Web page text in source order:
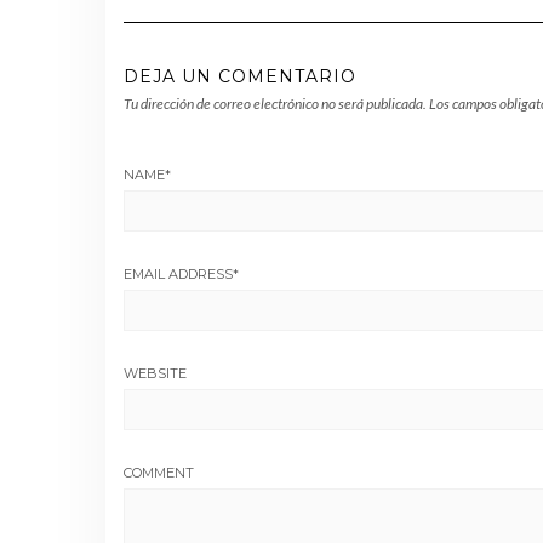
DEJA UN COMENTARIO
Tu dirección de correo electrónico no será publicada. Los campos
NAME*
EMAIL ADDRESS*
WEBSITE
COMMENT